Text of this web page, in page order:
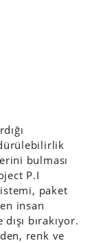
bulması
P.I
paket
insan
bırakıyor.
renk ve